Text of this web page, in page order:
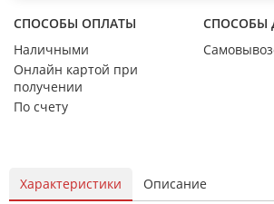
СПОСОБЫ ОПЛАТЫ
Наличными
Онлайн картой при
получении
По счету
СПОСОБЫ
Характеристики Описание